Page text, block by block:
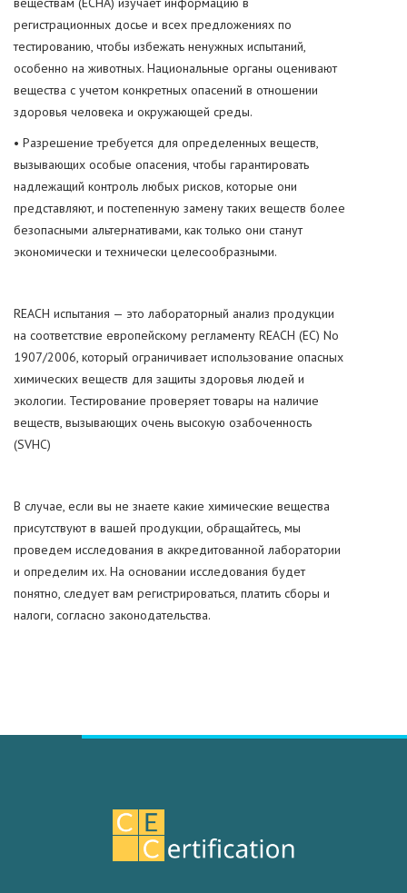
регистрационных досье и всех предложениях по
тестированию, чтобы избежать ненужных испытаний,
особенно на животных. Национальные органы оценивают
вещества с учетом конкретных опасений в отношении
здоровья человека и окружающей среды.
• Разрешение требуется для определенных веществ,
вызывающих особые опасения, чтобы гарантировать
надлежащий контроль любых рисков, которые они
представляют, и постепенную замену таких веществ более
безопасными альтернативами, как только они станут
экономически и технически целесообразными.
REACH испытания — это лабораторный анализ продукции
на соответствие европейскому регламенту REACH (EC) No
1907/2006, который ограничивает использование опасных
химических веществ для защиты здоровья людей и
экологии. Тестирование проверяет товары на наличие
веществ, вызывающих очень высокую озабоченность
(SVHC)
В случае, если вы не знаете какие химические вещества
присутствуют в вашей продукции, обращайтесь, мы
проведем исследования в аккредитованной лаборатории
и определим их. На основании исследования будет
понятно, следует вам регистрироваться, платить сборы и
налоги, согласно законодательства.